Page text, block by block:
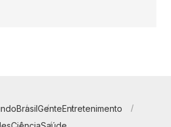
BrasilGenteEntretenimento